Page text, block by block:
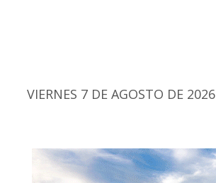
VIERNES 7 DE AGOSTO DE 2026